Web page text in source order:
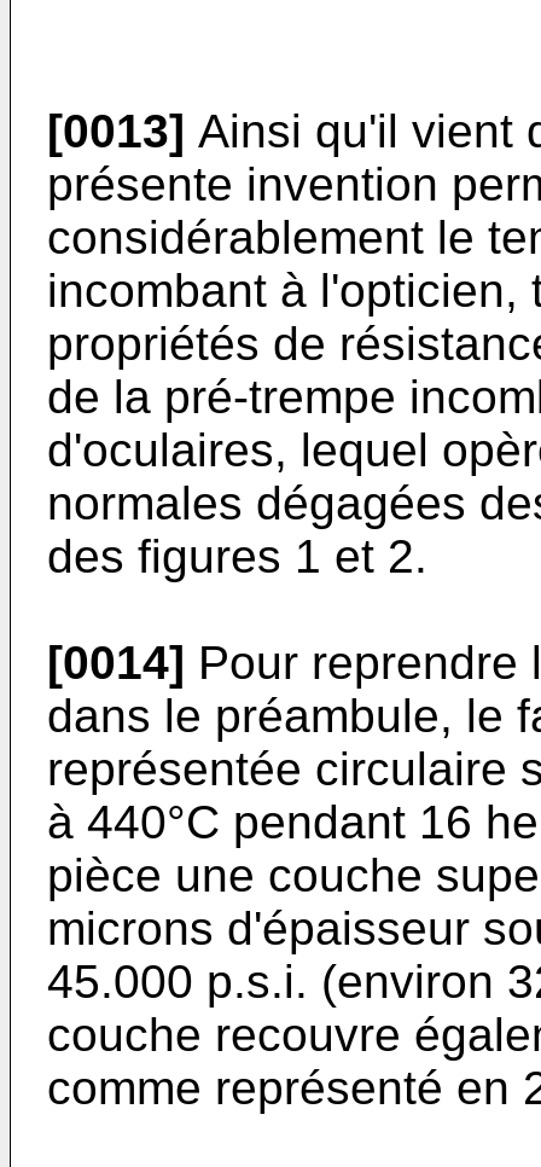
[0013] Ainsi qu'il vient
présente invention
considérablement le
incombant à l'opticien,
propriétés de
de la pré-trempe
d'oculaires, lequel
normales dégagées
des figures 1 et 2.
[0014] Pour reprendre
dans le préambule, le
représentée circulaire
à 440°C pendant 16
pièce une couche
microns d'épaisseur
45.000 p.s.i. (environ
couche recouvre
comme représenté en